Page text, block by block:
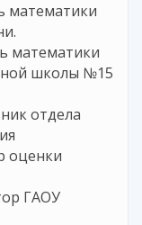
математики
математики
школы №15
отдела
оценки
ГАОУ